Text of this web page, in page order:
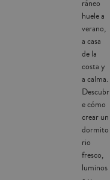
ráneo
huele a
verano,
a casa
de la
costa y
a calma.
Descubr
e cómo
crear un
dormito
rio
fresco,
luminos